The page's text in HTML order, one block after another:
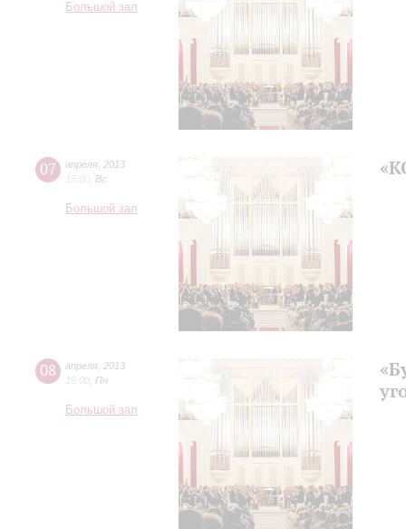
Большой зал
07 апреля 2013
15:00 Вс
Большой зал
08 апреля 2013
19:00 Пн
Большой зал